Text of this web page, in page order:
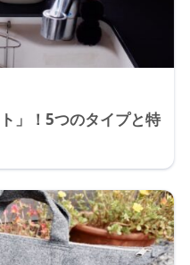
」！5つのタイプと特